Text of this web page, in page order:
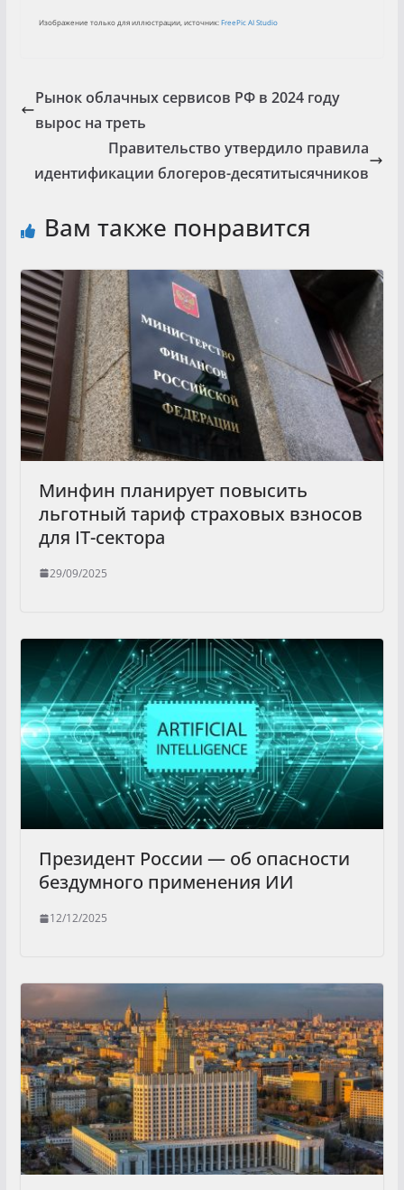
Изображение только для иллюстрации, источник:FreePic AI Studio
Рынок облачных сервисов РФ в 2024 году
вырос на треть
Правительство утвердило правила
идентификации блогеров-десятитысячников
Вам также понравится
Минфин планирует повысить
льготный тариф страховых взносов
для IT-сектора
29/09/2025
Президент России — об опасности
бездумного применения ИИ
12/12/2025